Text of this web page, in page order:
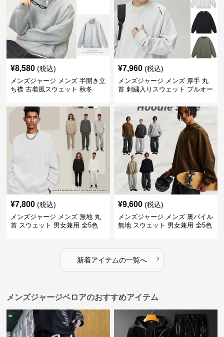
¥8,580 (税込)
メンズジャージ メンズ 半開き立
ち襟 古着風スウェット 秋冬
¥7,960 (税込)
メンズジャージ メンズ 厚手 丸
首 刺繍入りスウェット プルオー
¥7,800 (税込)
メンズジャージ メンズ 無地 丸
首 スウェット 男女兼用 全5色
¥9,600 (税込)
メンズジャージ メンズ 裏パイル
無地 スウェット 男女兼用 全5色
新着アイテムの一覧へ ›
メンズジャージベロアのおすすめアイテム